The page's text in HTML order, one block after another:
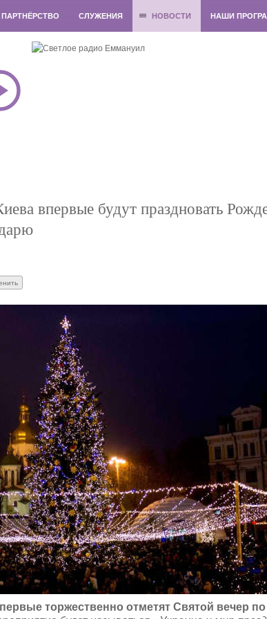
ПАРТНЁРСТВО СЛУЖЕНИЯ НОВОСТИ НАШИ
впервые будут праздновать
торжественно отметят Святой вечер по